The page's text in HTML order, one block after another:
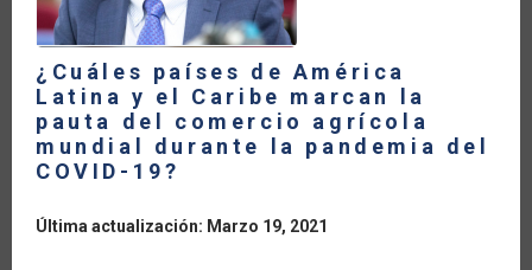
¿Cuáles países de América
Latina y el Caribe marcan la
pauta del comercio agrícola
mundial durante la pandemia del
COVID-19?
Última actualización: Marzo 19, 2021